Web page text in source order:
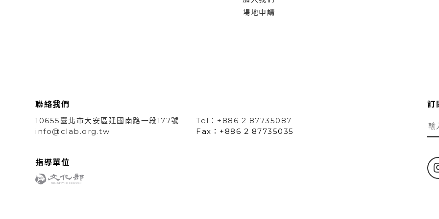
場地申請
聯絡我們
10655臺北市大安區建國南路一段177號
Tel：+886 2 87735087
info@clab.org.tw
Fax：+886 2 87735035
訂
指導單位